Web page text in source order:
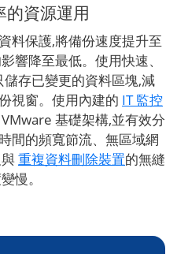
的資源運用
料保護,將備份速度提升至
響降至最低。使用快速、
儲存已變更的資料區塊,減
視窗。使用內建的 IT 監控
基礎架構,並有效分
間的頻寬節流、無區域網
重複資料刪除裝置的無縫
慢。